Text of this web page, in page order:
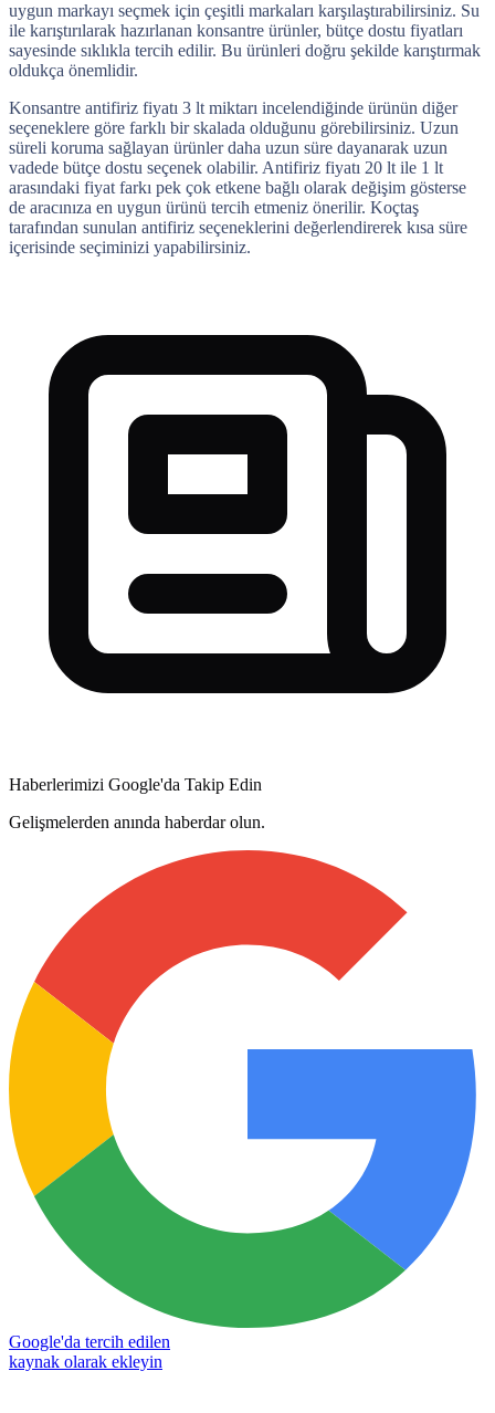
uygun markayı seçmek için çeşitli markaları karşılaştırabilirsiniz. Su
ile karıştırılarak hazırlanan konsantre ürünler, bütçe dostu fiyatları
sayesinde sıklıkla tercih edilir. Bu ürünleri doğru şekilde karıştırmak
oldukça önemlidir.
Konsantre antifiriz fiyatı 3 lt miktarı incelendiğinde ürünün diğer
seçeneklere göre farklı bir skalada olduğunu görebilirsiniz. Uzun
süreli koruma sağlayan ürünler daha uzun süre dayanarak uzun
vadede bütçe dostu seçenek olabilir. Antifiriz fiyatı 20 lt ile 1 lt
arasındaki fiyat farkı pek çok etkene bağlı olarak değişim gösterse
de aracınıza en uygun ürünü tercih etmeniz önerilir. Koçtaş
tarafından sunulan antifiriz seçeneklerini değerlendirerek kısa süre
içerisinde seçiminizi yapabilirsiniz.
Haberlerimizi Google'da Takip Edin
Gelişmelerden anında haberdar olun.
Google'da tercih edilen
kaynak olarak ekleyin